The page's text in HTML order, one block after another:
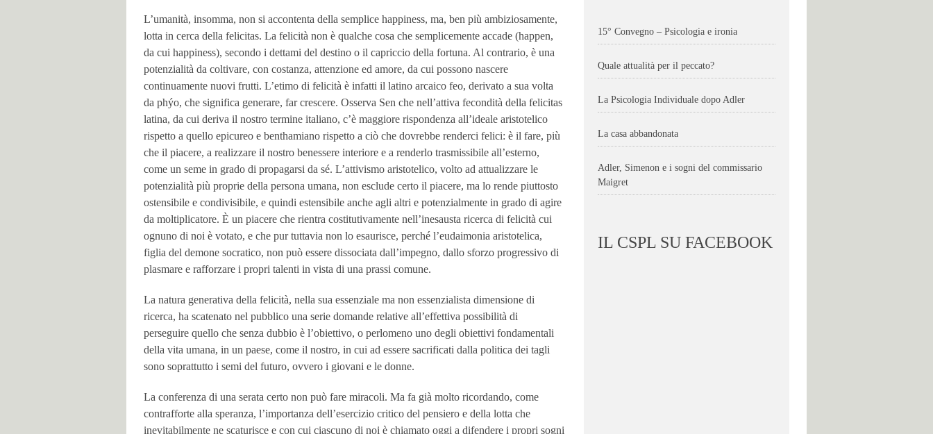
L’umanità, insomma, non si accontenta della semplice happiness, ma, ben più ambiziosamente,
lotta in cerca della felicitas. La felicità non è qualche cosa che semplicemente accade (happen,
da cui happiness), secondo i dettami del destino o il capriccio della fortuna. Al contrario, è una
potenzialità da coltivare, con costanza, attenzione ed amore, da cui possono nascere
continuamente nuovi frutti. L’etimo di felicità è infatti il latino arcaico feo, derivato a sua volta
da phýo, che significa generare, far crescere. Osserva Sen che nell’attiva fecondità della felicitas
latina, da cui deriva il nostro termine italiano, c’è maggiore rispondenza all’ideale aristotelico
rispetto a quello epicureo e benthamiano rispetto a ciò che dovrebbe renderci felici: è il fare, più
che il piacere, a realizzare il nostro benessere interiore e a renderlo trasmissibile all’esterno,
come un seme in grado di propagarsi da sé. L’attivismo aristotelico, volto ad attualizzare le
potenzialità più proprie della persona umana, non esclude certo il piacere, ma lo rende piuttosto
ostensibile e condivisibile, e quindi estensibile anche agli altri e potenzialmente in grado di agire
da moltiplicatore. È un piacere che rientra costitutivamente nell’inesausta ricerca di felicità cui
ognuno di noi è votato, e che pur tuttavia non lo esaurisce, perché l’eudaimonia aristotelica,
figlia del demone socratico, non può essere dissociata dall’impegno, dallo sforzo progressivo di
plasmare e rafforzare i propri talenti in vista di una prassi comune.
La natura generativa della felicità, nella sua essenziale ma non essenzialista dimensione di
ricerca, ha scatenato nel pubblico una serie domande relative all’effettiva possibilità di
perseguire quello che senza dubbio è l’obiettivo, o perlomeno uno degli obiettivi fondamentali
della vita umana, in un paese, come il nostro, in cui ad essere sacrificati dalla politica dei tagli
sono soprattutto i semi del futuro, ovvero i giovani e le donne.
La conferenza di una serata certo non può fare miracoli. Ma fa già molto ricordando, come
contrafforte alla speranza, l’importanza dell’esercizio critico del pensiero e della lotta che
inevitabilmente ne scaturisce e con cui ciascuno di noi è chiamato oggi a difendere i propri sogni
15° Convegno – Psicologia e ironia
Quale attualità per il peccato?
La Psicologia Individuale dopo Adler
La casa abbandonata
Adler, Simenon e i sogni del commissario
Maigret
IL CSPL SU FACEBOOK